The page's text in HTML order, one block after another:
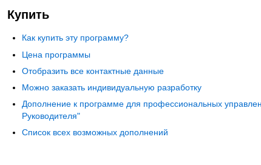
Купить
Как купить эту программу?
Цена программы
Отобразить все контактные данные
Можно заказать индивидуальную разработку
Дополнение к программе для профессиональных
Руководителя"
Список всех возможных дополнений